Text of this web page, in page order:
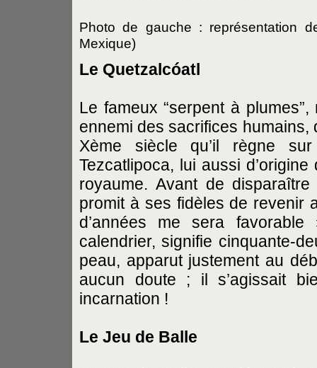
Photo de gauche : représentation
Mexique)
Le Quetzalcóatl
Le fameux “serpent à
ennemi des sacrifices humains,
Xème siècle qu’il règne
Tezcatlipoca, lui aussi
royaume. Avant de
promit à ses fidèles de revenir
d’années me sera
calendrier, signifie cinquante-
peau, apparut justement au
aucun doute ; il s’agissait
incarnation !
Le Jeu de Balle